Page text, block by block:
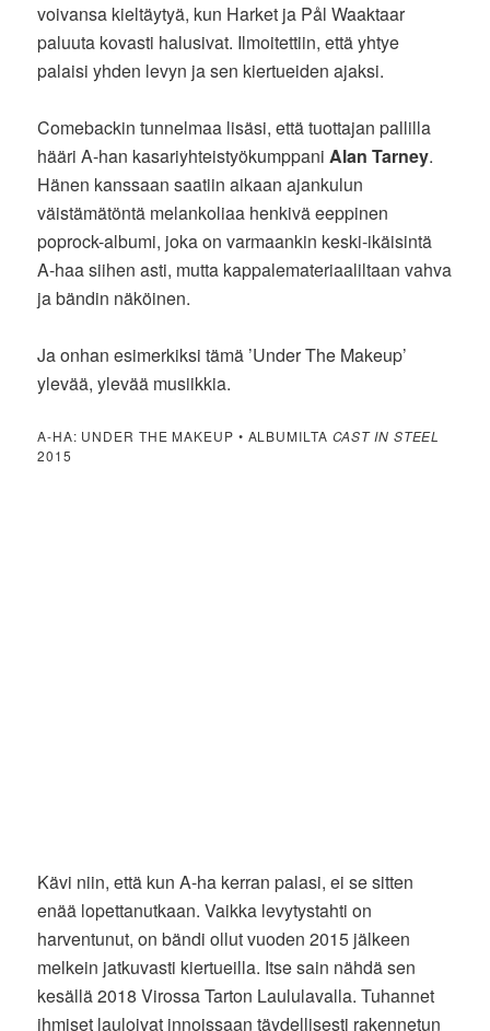
voivansa kieltäytyä, kun Harket ja Pål Waaktaar
paluuta kovasti halusivat. Ilmoitettiin, että yhtye
palaisi yhden levyn ja sen kiertueiden ajaksi.
Comebackin tunnelmaa lisäsi, että tuottajan pallilla
hääri A-han kasariyhteistyökumppaniAlan Tarney.
Hänen kanssaan saatiin aikaan ajankulun
väistämätöntä melankoliaa henkivä eeppinen
poprock-albumi, joka on varmaankin keski-ikäisintä
A-haa siihen asti, mutta kappalemateriaaliltaan vahva
ja bändin näköinen.
Ja onhan esimerkiksi tämä ’Under The Makeup’
ylevää, ylevää musiikkia.
A-HA: UNDER THE MAKEUP • ALBUMILTA CAST IN STEEL
2015
Kävi niin, että kun A-ha kerran palasi, ei se sitten
enää lopettanutkaan. Vaikka levytystahti on
harventunut, on bändi ollut vuoden 2015 jälkeen
melkein jatkuvasti kiertueilla. Itse sain nähdä sen
kesällä 2018 Virossa Tarton Laululavalla. Tuhannet
ihmiset lauloivat innoissaan täydellisesti rakennetun